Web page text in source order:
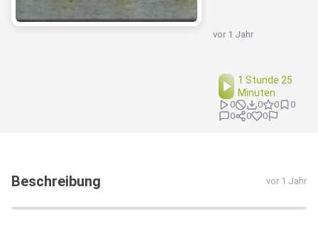
vor 1 Jahr
1 Stunde 25
Minuten
0 0 0
0
0
0 0
Beschreibung vor 1 Jahr